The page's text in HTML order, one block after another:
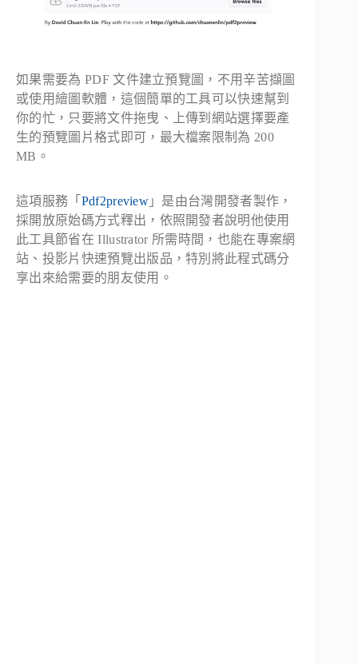
如果需要為 PDF 文件建立預覽圖，不用辛苦擷圖
或使用繪圖軟體，這個簡單的工具可以快速幫到
你的忙，只要將文件拖曳、上傳到網站選擇要產
生的預覽圖片格式即可，最大檔案限制為 200
MB。
這項服務「 Pdf2preview 」是由台灣開發者製作，
採開放原始碼方式釋出，依照開發者說明他使用
此工具節省在 Illustrator 所需時間，也能在專案網
站、投影片快速預覽出版品，特別將此程式碼分
享出來給需要的朋友使用。